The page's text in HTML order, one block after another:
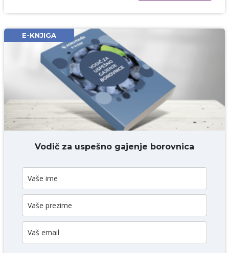
Email* obavezno
Komentar* obavezno
DODAJ KOMENTAR
E-KNJIGA
Vodič za uspešno gajenje borovnica